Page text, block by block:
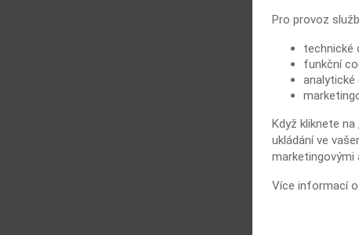
Pro provoz
technické
funkční
analytické
Když kliknete
ukládání ve
marketingovými
Více informací